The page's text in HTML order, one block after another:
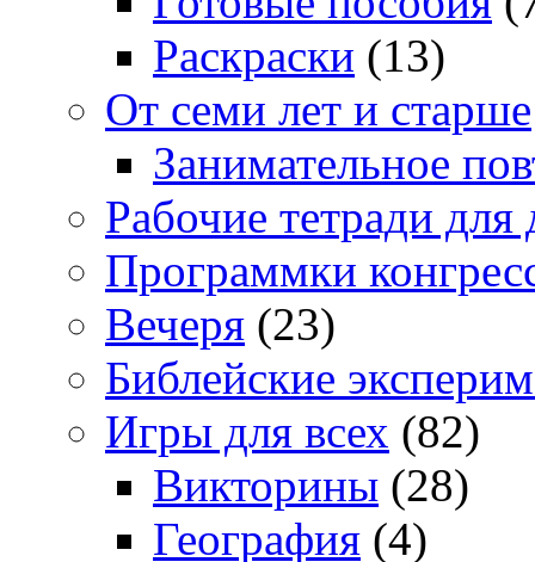
Раскраски (13)
От семи лет и старше
Занимательное
Рабочие тетради для
Программки
Вечеря (23)
Библейские
Игры для всех (82)
Викторины (28)
География (4)